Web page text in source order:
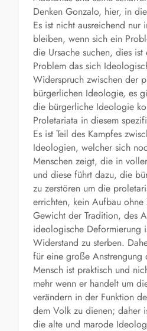
Denken Gonzalo, hier, in
Es ist nicht ausreichend nur
bleiben, wenn sich ein
die Ursache suchen, dies
Problem das sich
Widerspruch zwischen der
bürgerlichen Ideologie, es
die bürgerliche Ideologie
Proletariata in diesem
Es ist Teil des Kampfes
Ideologien, welcher sich
Menschen zeigt, die in
und diese führt dazu, die
zu zerstören um die
errichten, kein Aufbau ohne
Gewicht der Tradition, des
ideologische Deformierung
Widerstand zu sterben.
für eine große Anstrengung
Mensch ist praktisch und
mehr wenn er handelt um
verändern in der Funktion
dem Volk zu dienen; daher
die alte und marode